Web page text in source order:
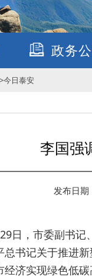
政务
今日泰安
李国强
发布日
日，市委副书记
总书记关于推进
济实现绿色低碳